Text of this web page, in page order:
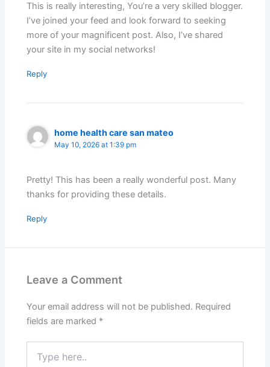
This is really interesting, You’re a very skilled blogger.
I’ve joined your feed and look forward to seeking
more of your magnificent post. Also, I’ve shared
your site in my social networks!
Reply
home health care san mateo
May 10, 2026 at 1:39 pm
Pretty! This has been a really wonderful post. Many
thanks for providing these details.
Reply
Leave a Comment
Your email address will not be published. Required
fields are marked *
here..